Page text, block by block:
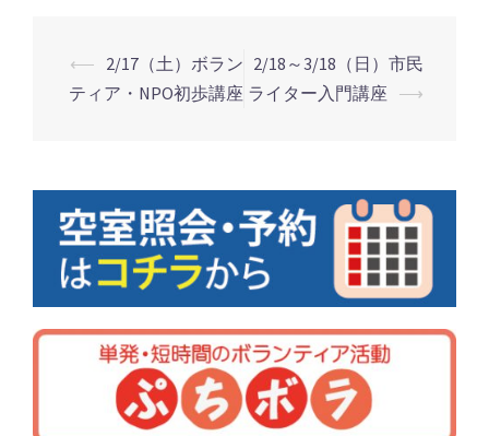
投
ビ
ゲ
ー
シ
ョ
ン
⟵ 2/17（土）ボラン
ティア・NPO初歩講座
2/18～3/18（日）市民
ライター入門講座 ⟶